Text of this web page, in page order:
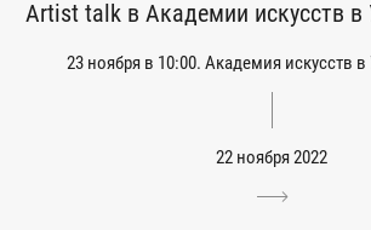
Artist talk в Академии искусств
23 ноября в 10:00. Академия искусств
22 ноября 2022